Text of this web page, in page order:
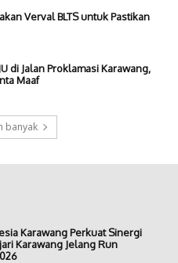
Verval BLTS untuk Pastikan
di Jalan Proklamasi Karawang,
Maaf
banyak
Karawang Perkuat Sinergi
Karawang Jelang Run